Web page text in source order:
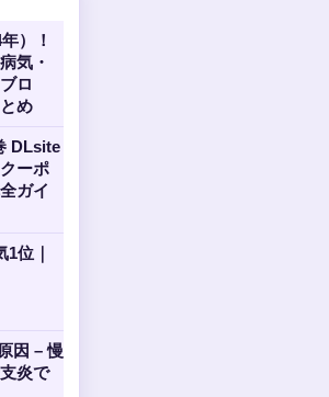
）！
気・
ロ
め
DLsite
ーポ
ガイ
位｜
因 – 慢
炎で